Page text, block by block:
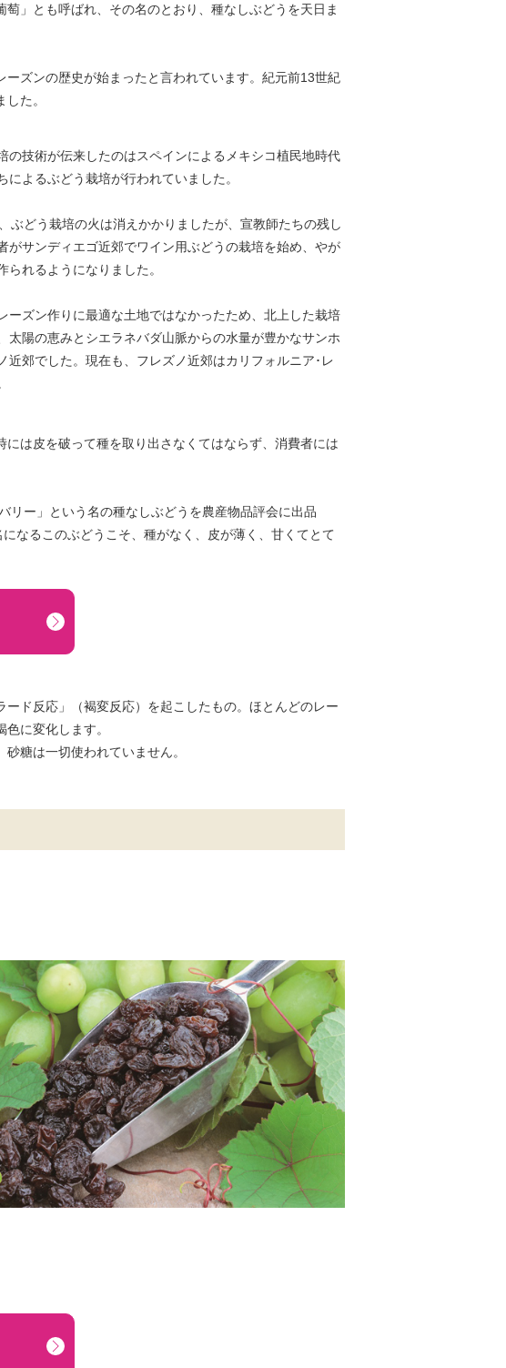
」とも呼ばれ、その名のとおり、種なしぶどうを天日ま
ズンの歴史が始まったと言われています。紀元前13世紀
た。
の技術が伝来したのはスペインによるメキシコ植民地時代
によるぶどう栽培が行われていました。
ぶどう栽培の火は消えかかりましたが、宣教師たちの残し
がサンディエゴ近郊でワイン用ぶどうの栽培を始め、やが
れるようになりました。
ーズン作りに最適な土地ではなかったため、北上した栽培
太陽の恵みとシエラネバダ山脈からの水量が豊かなサンホ
近郊でした。現在も、フレズノ近郊はカリフォルニア･レ
は皮を破って種を取り出さなくてはならず、消費者には
リー」という名の種なしぶどうを農産物品評会に出品
なるこのぶどうこそ、種がなく、皮が薄く、甘くてとて
ド反応」（褐変反応）を起こしたもの。ほとんどのレー
に変化します。
糖は一切使われていません。